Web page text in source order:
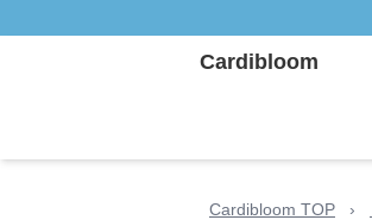
Cardibloom
Cardibloom TOP ›